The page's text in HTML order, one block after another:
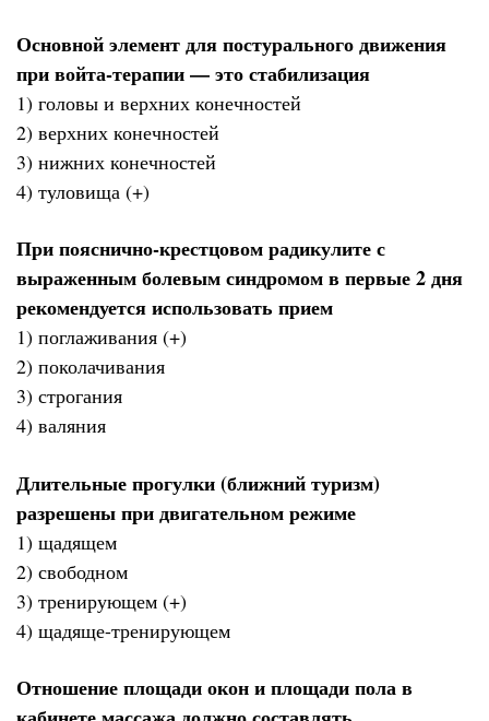
Основной элемент для постурального движения
при войта-терапии — это стабилизация
1) головы и верхних конечностей
2) верхних конечностей
3) нижних конечностей
4) туловища (+)
При пояснично-крестцовом радикулите с
выраженным болевым синдромом в первые 2 дня
рекомендуется использовать прием
1) поглаживания (+)
2) поколачивания
3) строгания
4) валяния
Длительные прогулки (ближний туризм)
разрешены при двигательном режиме
1) щадящем
2) свободном
3) тренирующем (+)
4) щадяще-тренирующем
Отношение площади окон и площади пола в